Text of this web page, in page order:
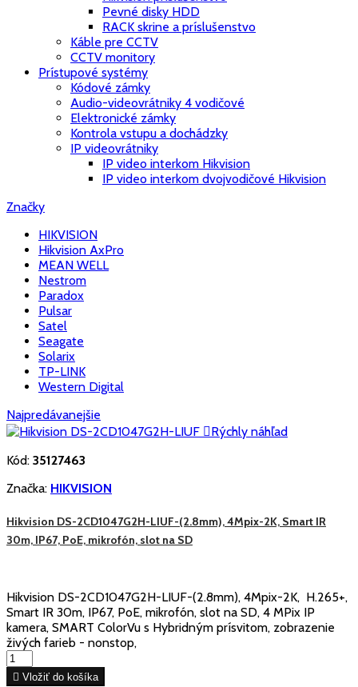
Pevné disky HDD
RACK skrine a príslušenstvo
Káble pre CCTV
CCTV monitory
Prístupové systémy
Kódové zámky
Audio-videovrátniky 4 vodičové
Elektronické zámky
Kontrola vstupu a dochádzky
IP videovrátniky
IP video interkom Hikvision
IP video interkom dvojvodičové Hikvision
Značky
HIKVISION
Hikvision AxPro
MEAN WELL
Nestrom
Paradox
Pulsar
Satel
Seagate
Solarix
TP-LINK
Western Digital
Najpredávanejšie
Rýchly náhľad
Kód: 35127463
Značka: HIKVISION
Hikvision DS-2CD1047G2H-LIUF-(2.8mm), 4Mpix-2K, Smart IR
30m, IP67, PoE, mikrofón, slot na SD
Hikvision DS-2CD1047G2H-LIUF-(2.8mm), 4Mpix-2K, H.265+,
Smart IR 30m, IP67, PoE, mikrofón, slot na SD, 4 MPix IP
kamera, SMART ColorVu s Hybridným prísvitom, zobrazenie
živých farieb - nonstop,
 Vložiť do košíka